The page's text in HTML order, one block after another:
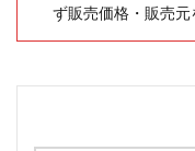
ず販売価格・販売元